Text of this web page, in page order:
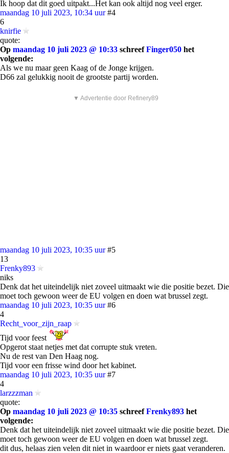
Ik hoop dat dit goed uitpakt...Het kan ook altijd nog veel erger.
maandag 10 juli 2023, 10:34 uur #4
6
knirfie
quote:
Op maandag 10 juli 2023 @ 10:33 schreefFinger050 het
volgende:
Als we nu maar geen Kaag of de Jonge krijgen.
D66 zal gelukkig nooit de grootste partij worden.
▼ Advertentie door Refinery89
maandag 10 juli 2023, 10:35 uur #5
13
Frenky893
niks
Denk dat het uiteindelijk niet zoveel uitmaakt wie die positie bezet. Die
moet toch gewoon weer de EU volgen en doen wat brussel zegt.
maandag 10 juli 2023, 10:35 uur #6
4
Recht_voor_zijn_raap
Tijd voor feest
Opgerot staat netjes met dat corrupte stuk vreten.
Nu de rest van Den Haag nog.
Tijd voor een frisse wind door het kabinet.
maandag 10 juli 2023, 10:35 uur #7
4
larzzzman
quote:
Op maandag 10 juli 2023 @ 10:35 schreefFrenky893 het
volgende:
Denk dat het uiteindelijk niet zoveel uitmaakt wie die positie bezet. Die
moet toch gewoon weer de EU volgen en doen wat brussel zegt.
dit dus, helaas zien velen dit niet in waardoor er niets gaat veranderen.